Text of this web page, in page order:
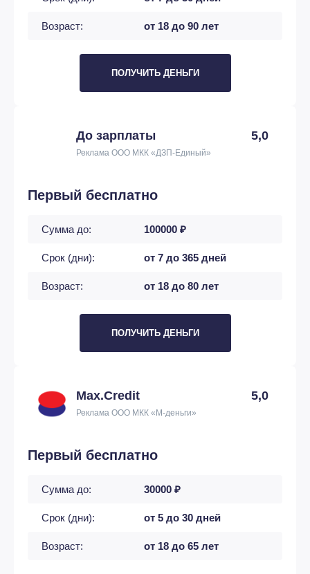
Возраст: от 18 до 90 лет
ПОЛУЧИТЬ ДЕНЬГИ
До зарплаты 5,0
Реклама ООО МКК «ДЗП-Единый»
Первый бесплатно
Сумма до: 100000 ₽
Срок (дни): от 7 до 365 дней
Возраст: от 18 до 80 лет
ПОЛУЧИТЬ ДЕНЬГИ
Max.Credit 5,0
Реклама ООО МКК «М-деньги»
Первый бесплатно
Сумма до: 30000 ₽
Срок (дни): от 5 до 30 дней
Возраст: от 18 до 65 лет